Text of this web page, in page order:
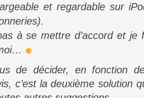
et regardable sur
à se mettre d’accord et
de décider, en fonction
c’est la deuxième solution